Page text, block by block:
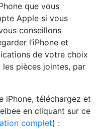
que vous
Apple si vous
conseillons
l’iPhone et
de votre choix
les pièces jointes, par
iPhone, téléchargez et
en cliquant sur ce
complet) :